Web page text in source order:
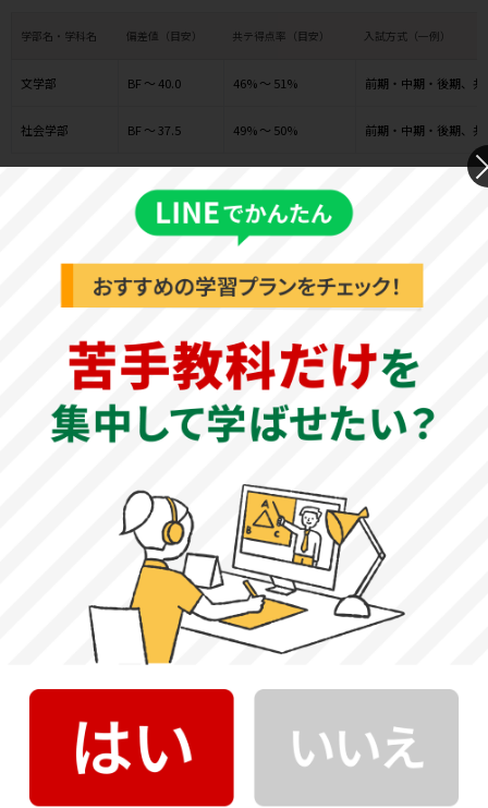
学部名・学科名 偏差値（目安） 共テ得点率（目安） 入試方式（一例）
文学部 BF ～ 40.0 46% ～ 51% 前期・中期・後期、
社会学部 BF ～ 37.5 49% ～ 50% 前期・中期・後期、
情報を確認し、実施されているかご確認ください。
奈良大学 基本情報
基本情報
公式サイト
教育理念（建学の精神）
ふれあいと対話の教育を基調にして、豊かな人間性を養
大学の特徴